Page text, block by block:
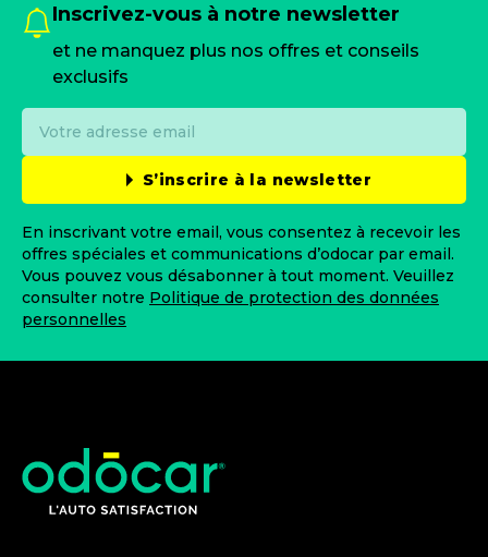
Inscrivez-vous à notre newsletter
et ne manquez plus nos offres et conseils
exclusifs
S’inscrire à la newsletter
En inscrivant votre email, vous consentez à recevoir les
offres spéciales et communications d’odocar par email.
Vous pouvez vous désabonner à tout moment. Veuillez
consulter notre Politique de protection des données
personnelles